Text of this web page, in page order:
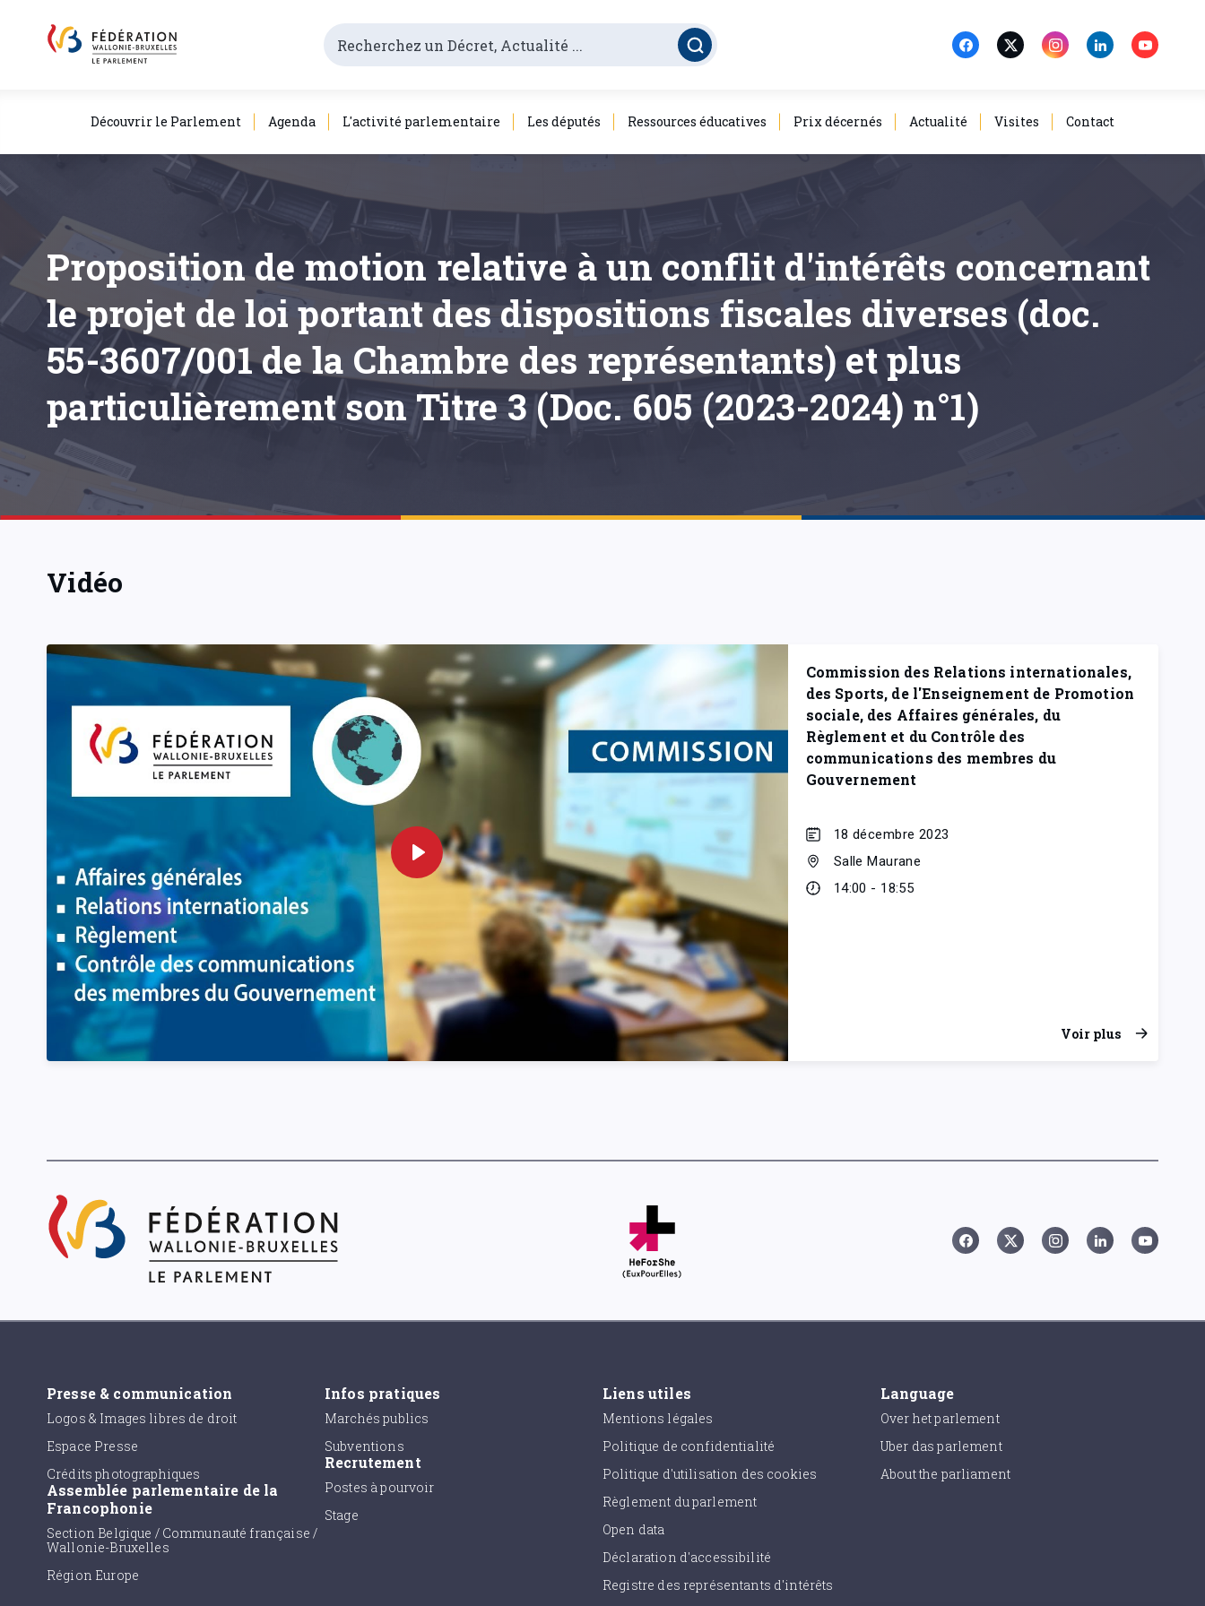
Découvrir le Parlement Agenda L'activité parlementaire Les députés Ressources éducatives Prix décernés Actualité Visites Contact
Proposition de motion relative à un conflit d'intérêts concernant
le projet de loi portant des dispositions fiscales diverses (doc.
55-3607/001 de la Chambre des représentants) et plus
particulièrement son Titre 3 (Doc. 605 (2023-2024) n°1)
Vidéo
Commission des Relations internationales,
des Sports, de l'Enseignement de Promotion
sociale, des Affaires générales, du
Règlement et du Contrôle des
communications des membres du
Gouvernement
18 décembre 2023
Salle Maurane
14:00 - 18:55
Voir plus
Presse & communication
Logos & Images libres de droit
Espace Presse
Crédits photographiques
Assemblée parlementaire de la
Francophonie
Section Belgique / Communauté française /
Wallonie-Bruxelles
Région Europe
Infos pratiques
Marchés publics
Subventions
Recrutement
Postes à pourvoir
Stage
Liens utiles
Mentions légales
Politique de confidentialité
Politique d'utilisation des cookies
Règlement du parlement
Open data
Déclaration d'accessibilité
Registre des représentants d'intérêts
Language
Over het parlement
Uber das parlement
About the parliament